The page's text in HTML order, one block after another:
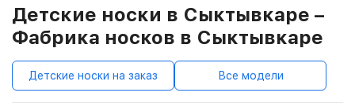
Детские носки в Сыктывкаре –
Фабрика носков в Сыктывкаре
Детские носки на заказ Все модели